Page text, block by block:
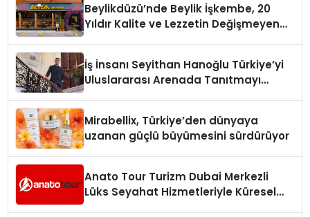
Beylikdüzü’nde Beylik İşkembe, 20
Yıldır Kalite ve Lezzetin Değişmeyen
İş İnsanı Seyithan Hanoğlu Türkiye’yi
Uluslararası Arenada Tanıtmayı
Mirabellix, Türkiye’den dünyaya
uzanan güçlü büyümesini sürdürüyor
Anato Tour Turizm Dubai Merkezli
Lüks Seyahat Hizmetleriyle Küresel